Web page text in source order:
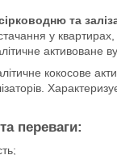
та
у
кокосове
переваги: